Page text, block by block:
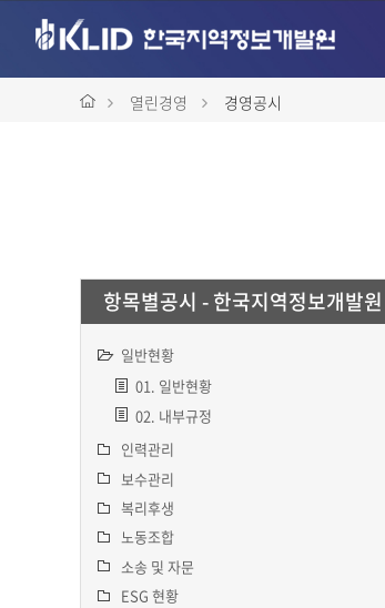
열린경영 경영공시
항목별공시 - 한국지역정보개발원
일반현황
01. 일반현황
02. 내부규정
인력관리
보수관리
복리후생
노동조합
소송 및 자문
ESG 현황